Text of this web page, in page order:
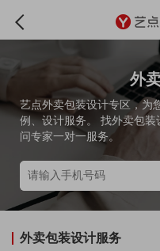
外
艺点外卖包装设计专区，为
例、设计服务。 找外卖包
问专家一对一服务。
外卖包装设计服务